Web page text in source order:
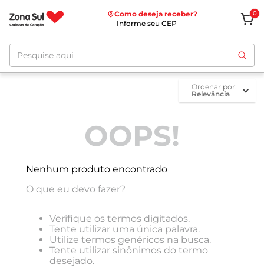
Como deseja receber?
Informe seu CEP
0
Pesquise aqui
ordenar por
Relevância
OOPS!
Nenhum produto encontrado
O que eu devo fazer?
Verifique os termos digitados.
Tente utilizar uma única palavra.
Utilize termos genéricos na busca.
Tente utilizar sinônimos do termo
desejado.